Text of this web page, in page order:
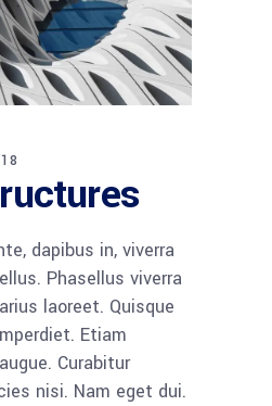
dapibus in, viverra
Phasellus viverra
laoreet. Quisque
Etiam
Curabitur
nisi. Nam eget dui.